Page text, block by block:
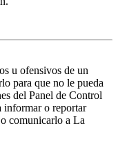
u ofensivos de un
para que no le pueda
del Panel de Control
informar o reportar
comunicarlo a La